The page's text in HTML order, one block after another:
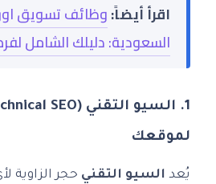
اقرأ أيضاً:وظائف تسويق
السعودية: دليلك الشامل
لموقعك
يُعد السيو التقني حجر الزاوية